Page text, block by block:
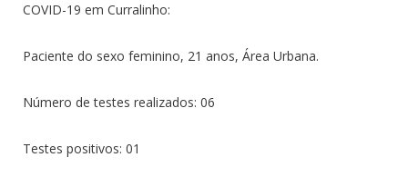
COVID-19 em Curralinho:
Paciente do sexo feminino, 21 anos, Área Urbana.
Número de testes realizados: 06
Testes positivos: 01